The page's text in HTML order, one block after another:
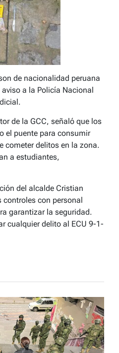
de nacionalidad peruana
a la Policía Nacional
de la GCC, señaló que los
el puente para consumir
cometer delitos en la zona.
a estudiantes,
del alcalde Cristian
controles con personal
garantizar la seguridad.
cualquier delito al ECU 9-1-